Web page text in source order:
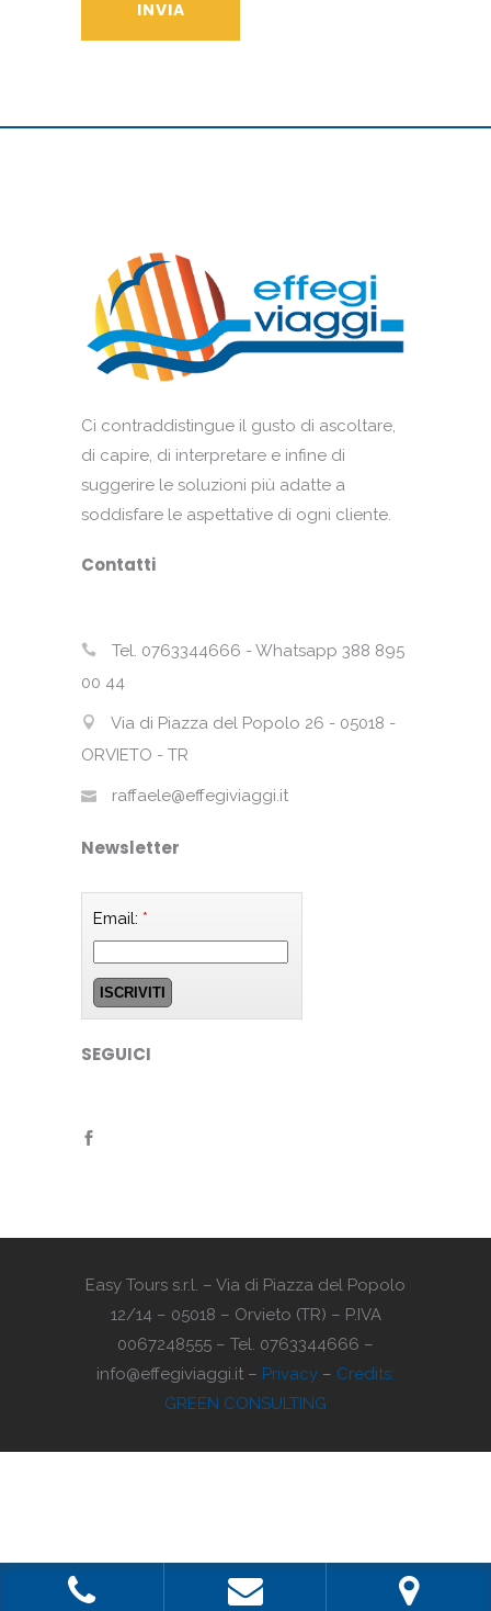
Ci contraddistingue il gusto di ascoltare,
di capire, di interpretare e infine di
suggerire le soluzioni più adatte a
soddisfare le aspettative di ogni cliente.
Contatti
Tel. 0763344666 - Whatsapp 388 895
00 44
Via di Piazza del Popolo 26 - 05018 -
ORVIETO - TR
raffaele@effegiviaggi.it
Newsletter
Email: *
SEGUICI
Easy Tours s.r.l. – Via di Piazza del Popolo
12/14 – 05018 – Orvieto (TR) – P.IVA
0067248555 – Tel. 0763344666 –
info@effegiviaggi.it – Privacy – Credits:
GREEN CONSULTING